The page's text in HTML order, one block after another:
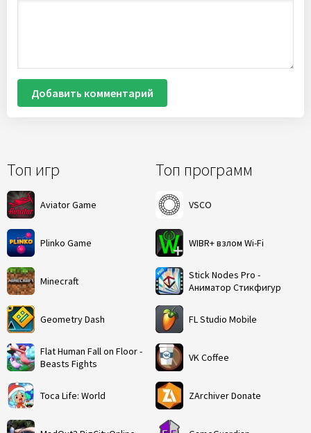
Топ игр
Aviator Game
Plinko Game
Minecraft
Geometry Dash
Flat Human Fall on Floor -
Beasts Fights
Toca Life: World
Топ программ
VSCO
WIBR+ взлом Wi-Fi
Stick Nodes Pro -
Аниматор Стикфигур
FL Studio Mobile
VK Coffee
ZArchiver Donate
Добавить комментарий